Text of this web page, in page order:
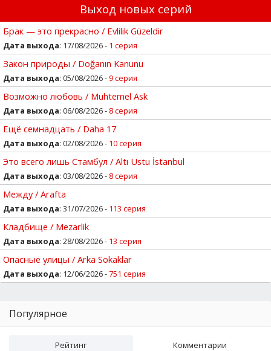
Выход новых серий
Брак — это прекрасно / Evlilik Güzeldir
Дата выхода: 17/08/2026 - 1 серия
Закон природы / Doğanın Kanunu
Дата выхода: 05/08/2026 -9 серия
Возможно любовь / Muhtemel Ask
Дата выхода: 06/08/2026 - 8 серия
Ещё семнадцать / Daha 17
Дата выхода: 02/08/2026 - 10 серия
Это всего лишь Стамбул / Altı Ustu İstanbul
Дата выхода: 03/08/2026 - 8 серия
Между / Arafta
Дата выхода: 31/07/2026 - 113 серия
Кладбище / Mezarlik
Дата выхода: 28/08/2026 - 13 серия
Опасные улицы / Arka Sokaklar
Дата выхода: 12/06/2026 -751 серия
Популярное
Рейтинг Комментарии